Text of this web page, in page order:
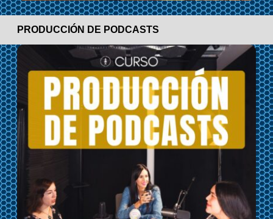
PRODUCCIÓN DE PODCASTS